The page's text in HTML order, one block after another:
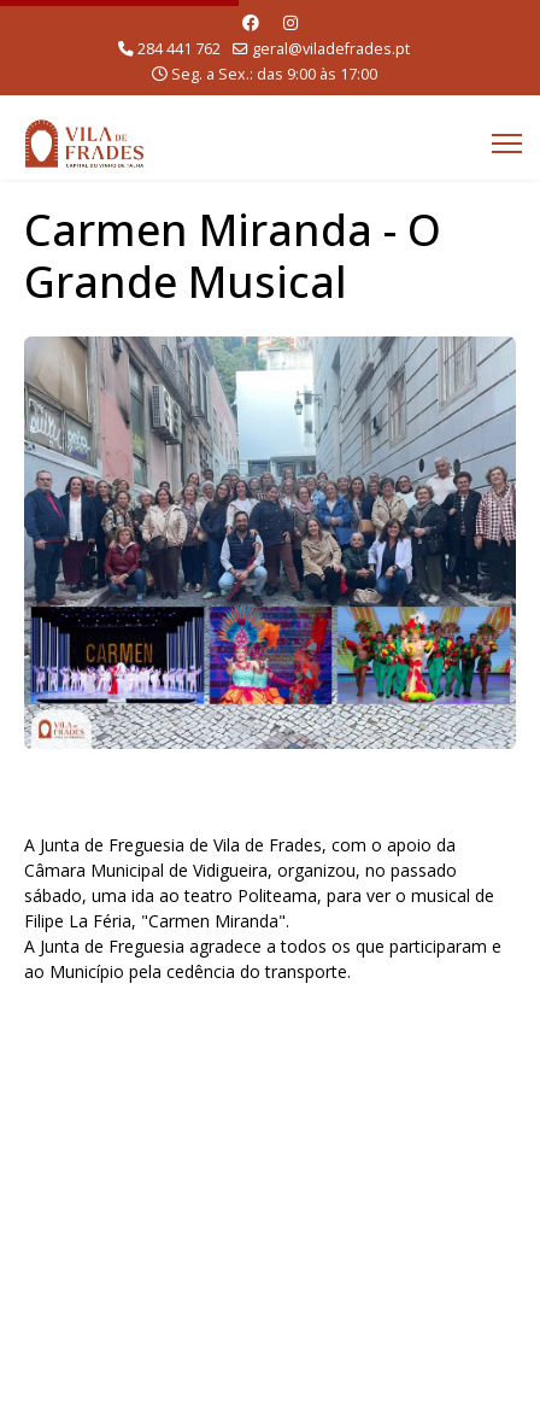
284 441 762
geral@viladefrades.pt
Seg. a Sex.: das 9:00 às 17:00
Carmen Miranda - O
Grande Musical
A Junta de Freguesia de Vila de Frades, com o apoio da
Câmara Municipal de Vidigueira, organizou, no passado
sábado, uma ida ao teatro Politeama, para ver o musical de
Filipe La Féria, "Carmen Miranda".
A Junta de Freguesia agradece a todos os que participaram e
ao Município pela cedência do transporte.